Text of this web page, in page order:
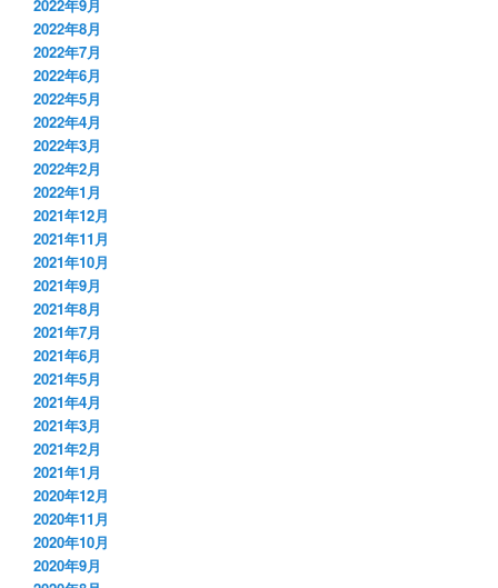
2022年9月
2022年8月
2022年7月
2022年6月
2022年5月
2022年4月
2022年3月
2022年2月
2022年1月
2021年12月
2021年11月
2021年10月
2021年9月
2021年8月
2021年7月
2021年6月
2021年5月
2021年4月
2021年3月
2021年2月
2021年1月
2020年12月
2020年11月
2020年10月
2020年9月